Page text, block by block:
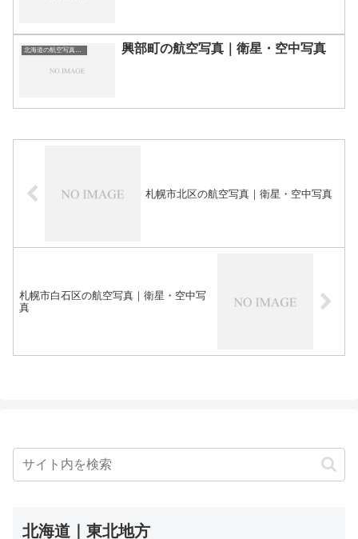
北海道の航空写真・空中写真 興部町の航空写真｜衛星・空中写真
札幌市北区の航空写真｜衛星・空中写真
札幌市白石区の航空写真｜衛星・空中写
真
北海道｜東北地方